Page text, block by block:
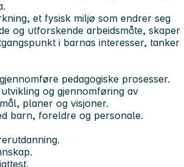
et fysisk miljø som endrer seg
og utforskende arbeidsmåte, skaper
i barnas interesser, tanker
pedagogiske prosesser.
og gjennomføring av
planer og visjoner.
barn, foreldre og personale.